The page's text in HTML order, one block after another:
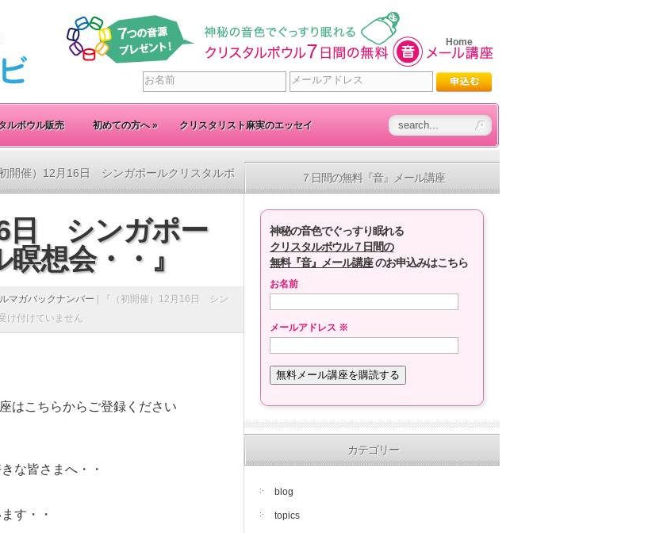
Home
ルボウル販売 初めての方へ» クリスタリスト麻実のエッセイ
開催）12月16日 シンガポールクリスタルボ
日 シンガポー
想会・・』
マガバックナンバー
『（初開催）12月16日 シン
け付けていません
はこちらからご登録ください
な皆さまへ・・
す・・
７日間の無料『音』メール講座
神秘の音色でぐっすり眠れる
クリスタルボウル７日間の
無料『音』メール講座のお申込みはこちら
お名前
メールアドレス ※
カテゴリー
blog
topics